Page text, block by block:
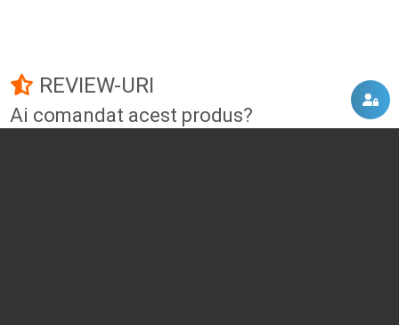
REVIEW-URI
Ai comandat acest produs?